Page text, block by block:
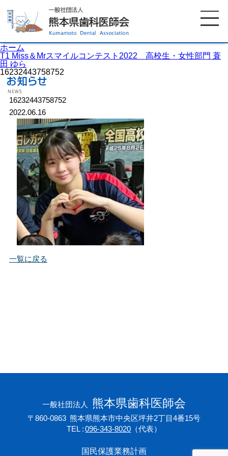
ホーム
T1 Miss＆Mrスマイルコンテスト2022 高校生・女性部門 蓑
田 ゆら
16232443758752
16232443758752
2022.06.16
一覧に戻る
一般社団法人 熊本県歯科医師会
〒860-0863 熊本県熊本市中央区坪井2丁目4番15号
TEL
096-343-8020 （代表）
国民保護業務計画
ホーム
歯科医院検索 休日当番医
イベント案内 歯の豆知識
お知らせ 口腔保健センター
国保組合からのお知らせ 熊本歯科衛生士専門学院
会員専用ページ プライバシーポリシー
サイトマップ